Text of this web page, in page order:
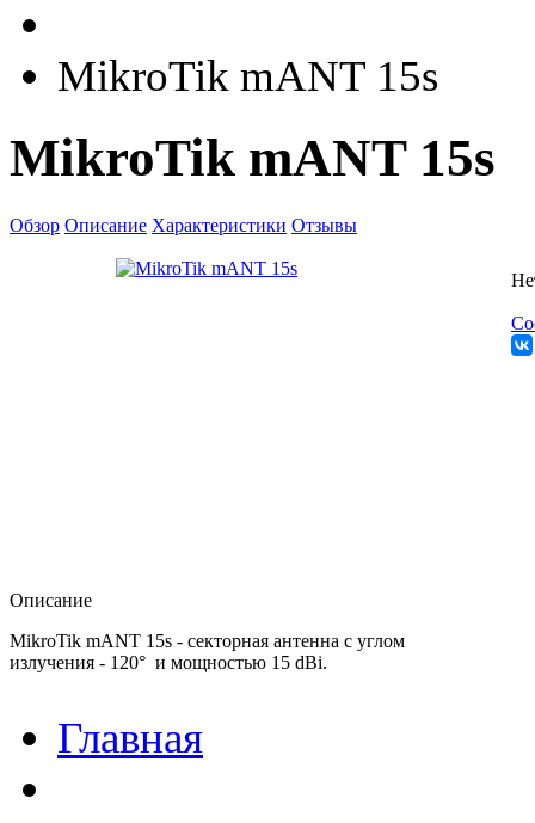
MikroTik mANT 15s
MikroTik mANT 15s
Обзор Описание Характеристики Отзывы
Описание
MikroTik mANT 15s - секторная антенна с углом
излучения - 120° и мощностью 15 dBi.
Главная